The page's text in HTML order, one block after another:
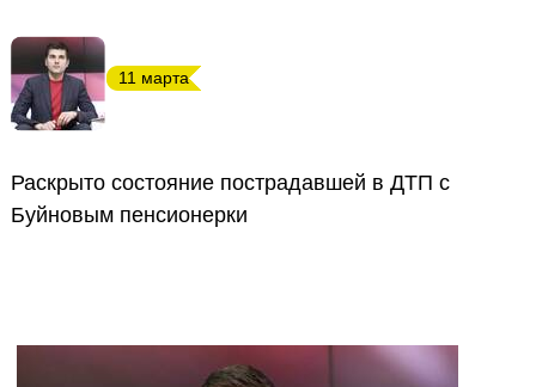
11 марта
Раскрыто состояние пострадавшей в ДТП с
Буйновым пенсионерки